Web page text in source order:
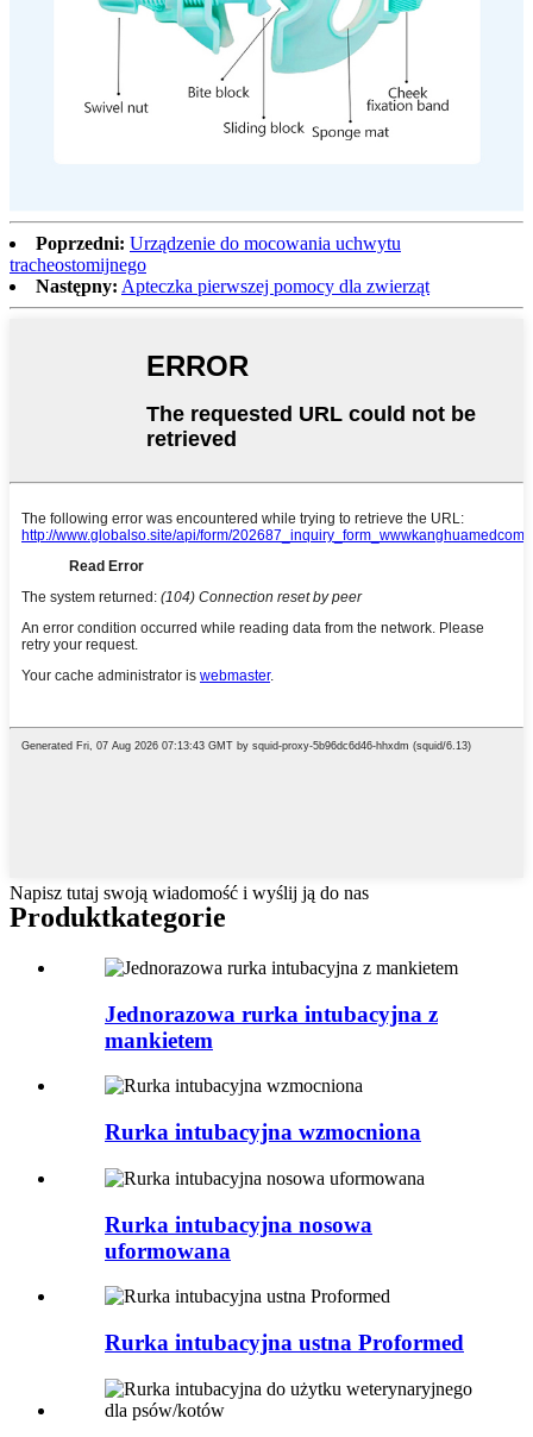
Poprzedni: Urządzenie do mocowania uchwytu
tracheostomijnego
Następny: Apteczka pierwszej pomocy dla zwierząt
Napisz tutaj swoją wiadomość i wyślij ją do nas
Produktkategorie
Jednorazowa rurka intubacyjna z
mankietem
Rurka intubacyjna wzmocniona
Rurka intubacyjna nosowa
uformowana
Rurka intubacyjna ustna Proformed